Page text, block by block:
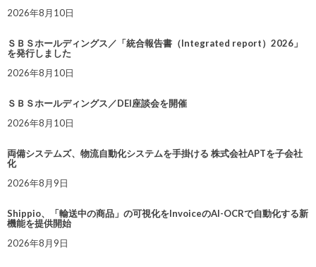
2026年8月10日
ＳＢＳホールディングス／「統合報告書（Integrated report）2026」
を発行しました
2026年8月10日
ＳＢＳホールディングス／DEI座談会を開催
2026年8月10日
両備システムズ、物流自動化システムを手掛ける 株式会社APTを子会社
化
2026年8月9日
Shippio、「輸送中の商品」の可視化をInvoiceのAI-OCRで自動化する新
機能を提供開始
2026年8月9日